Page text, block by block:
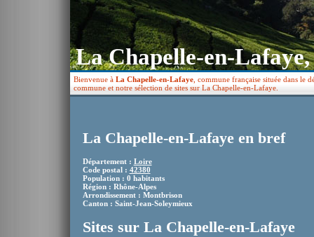
La Chapelle-en-Lafaye,
Bienvenue à La Chapelle-en-Lafaye , commune française située dans
commune et notre sélection de sites sur La Chapelle-en-Lafaye.
La Chapelle-en-Lafaye en bref
Département : Loire
Code postal : 42380
Population : 0 habitants
Région : Rhône-Alpes
Arrondissement : Montbrison
Canton : Saint-Jean-Soleymieux
Sites sur La Chapelle-en-Lafaye